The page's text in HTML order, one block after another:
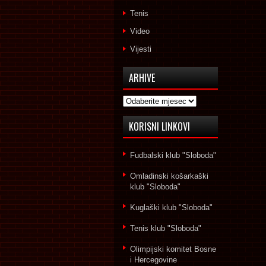
Tenis
Video
Vijesti
ARHIVE
Arhive
KORISNI LINKOVI
Fudbalski klub "Sloboda"
Omladinski košarkaški
klub "Sloboda"
Kuglaški klub "Sloboda"
Tenis klub "Sloboda"
Olimpijski komitet Bosne
i Hercegovine